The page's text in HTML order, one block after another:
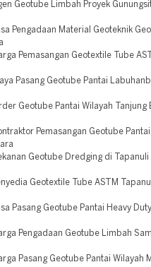
Geotube Limbah Proyek
Pengadaan Material Geoteknik
Pemasangan Geotextile Tube
Pasang Geotube Pantai
Geotube Pantai Wilayah Tanjung
Pemasangan Geotube Pantai
Geotube Dredging di Tapanuli
Geotextile Tube ASTM
Pasang Geotube Pantai Heavy
Pengadaan Geotube Limbah
Pasang Geotube Pantai Wilayah